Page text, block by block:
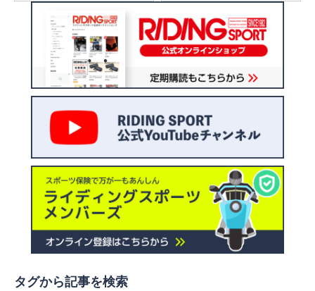
タグから記事を検索